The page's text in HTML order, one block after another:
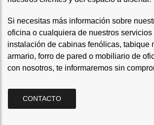
Si necesitas más información sobre
oficina o cualquiera de nuestros servicios
instalación de cabinas fenólicas, tabique
armario, forro de pared o mobiliario de
con nosotros, te informaremos sin
CONTACTO